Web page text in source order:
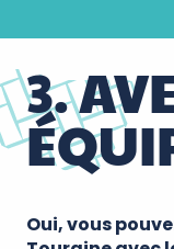
3.
Oui, vous